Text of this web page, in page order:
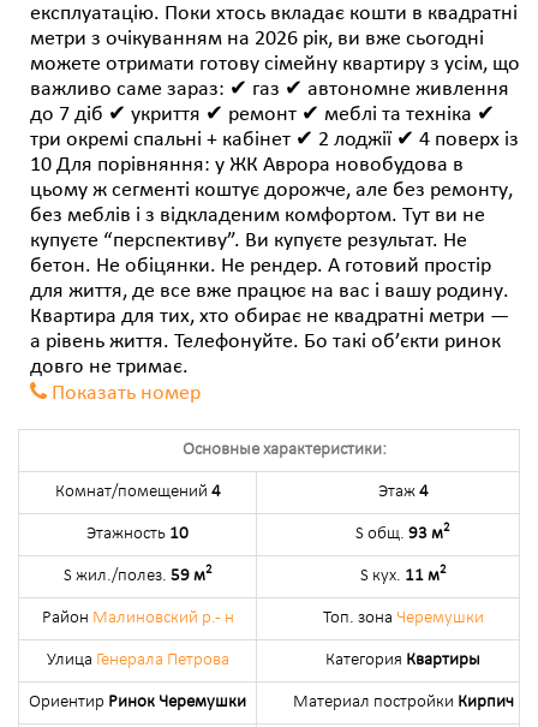
експлуатацію. Поки хтось вкладає кошти в квадратні
метри з очікуванням на 2026 рік, ви вже сьогодні
можете отримати готову сімейну квартиру з усім, що
важливо саме зараз: ✔ газ ✔ автономне живлення
до 7 діб ✔ укриття ✔ ремонт ✔ меблі та техніка ✔
три окремі спальні + кабінет ✔ 2 лоджії ✔ 4 поверх із
10 Для порівняння: у ЖК Аврора новобудова в
цьому ж сегменті коштує дорожче, але без ремонту,
без меблів і з відкладеним комфортом. Тут ви не
купуєте “перспективу”. Ви купуєте результат. Не
бетон. Не обіцянки. Не рендер. А готовий простір
для життя, де все вже працює на вас і вашу родину.
Квартира для тих, хто обирає не квадратні метри —
а рівень життя. Телефонуйте. Бо такі об’єкти ринок
довго не тримає.
Показать номер
Основные характеристики:
Комнат/помещений 4 Этаж 4
Этажность 10 S общ. 93 м2
S жил./полез. 59 м2 S кух. 11 м2
Район Малиновский р.- н Топ. зона Черемушки
Улица Генерала Петрова Категория Квартиры
Ориентир Ринок Черемушки Материал постройки Кирпич